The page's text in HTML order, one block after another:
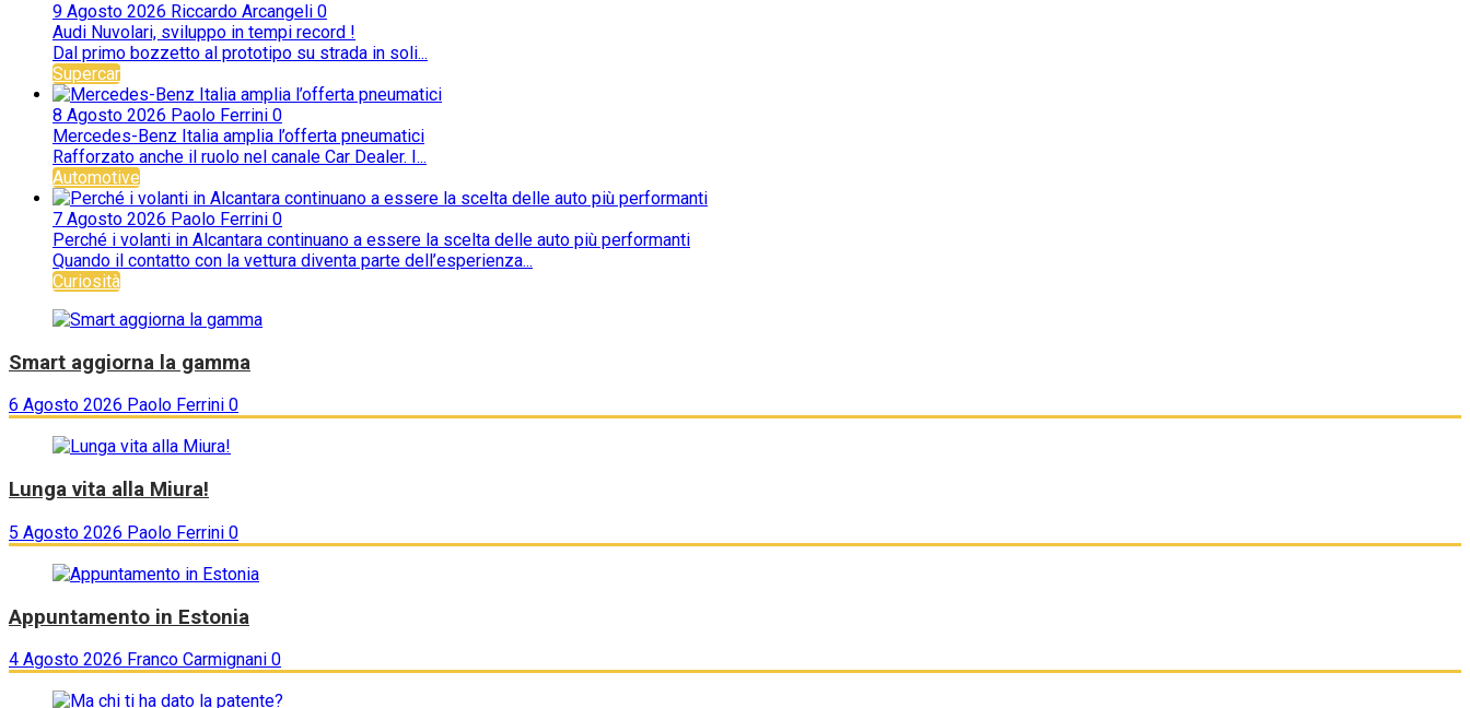
9 Agosto 2026 Riccardo Arcangeli 0
Audi Nuvolari, sviluppo in tempi record !
Dal primo bozzetto al prototipo su strada in soli...
Supercar
8 Agosto 2026 Paolo Ferrini 0
Mercedes-Benz Italia amplia l’offerta pneumatici
Rafforzato anche il ruolo nel canale Car Dealer. I...
Automotive
7 Agosto 2026 Paolo Ferrini 0
Perché i volanti in Alcantara continuano a essere la scelta delle auto più performanti
Quando il contatto con la vettura diventa parte dell’esperienza...
Curiosità
Smart aggiorna la gamma
6 Agosto 2026 Paolo Ferrini 0
Lunga vita alla Miura!
5 Agosto 2026 Paolo Ferrini 0
Appuntamento in Estonia
4 Agosto 2026 Franco Carmignani 0